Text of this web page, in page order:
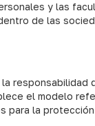
y las
de las
el modelo
para la